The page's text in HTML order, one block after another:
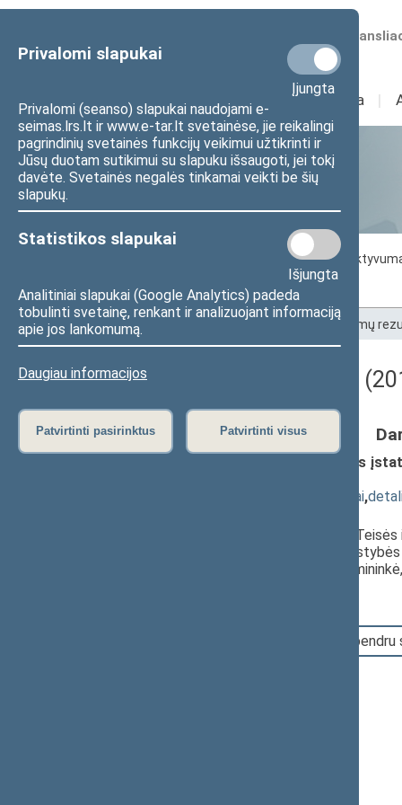
Privalomi slapukai
Įjungta
Privalomi (seanso) slapukai naudojami e-
seimas.lrs.lt ir www.e-tar.lt svetainėse, jie reikalingi
pagrindinių svetainės funkcijų veikimui užtikrinti ir
Jūsų duotam sutikimui su slapuku išsaugoti, jei tokį
davėte. Svetainės negalės tinkamai veikti be šių
slapukų.
Statistikos slapukai
Išjungta
Analitiniai slapukai (Google Analytics) padeda
tobulinti svetainę, renkant ir analizuojant informaciją
apie jos lankomumą.
Daugiau informacijos
Patvirtinti pasirinktus Patvirtinti visus
Numatomos
Sudėtis Veikla I
Statistika
Seimo narių
Seimo narių balsavimų rezultatai
Pradžia Seimo narių balsavimų
Darbotvarkės klausimas
Asmens duomenų teisinės apsaugos
susiję dokumentai,
, Komiteto narys,
, Komiteto narė,
, Komiteto
Įvyko balsavimas. Pritarta